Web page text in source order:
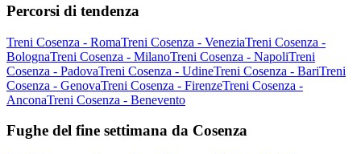
Percorsi di tendenza
Treni Cosenza - RomaTreni Cosenza - VeneziaTreni Cosenza -
BolognaTreni Cosenza - MilanoTreni Cosenza - NapoliTreni
Cosenza - PadovaTreni Cosenza - UdineTreni Cosenza - BariTreni
Cosenza - GenovaTreni Cosenza - FirenzeTreni Cosenza -
AnconaTreni Cosenza - Benevento
Fughe del fine settimana da Cosenza